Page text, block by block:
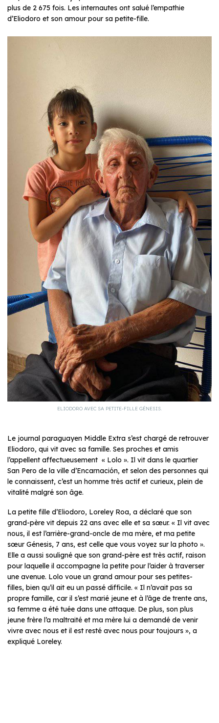
plus de 2 675 fois. Les internautes ont salué l’empathie
d’Eliodoro et son amour pour sa petite-fille.
ELIODORO AVEC SA PETITE-FILLE GÉNESIS.
Le journal paraguayen Middle Extra s’est chargé de retrouver
Eliodoro, qui vit avec sa famille. Ses proches et amis
l’appellent affectueusement « Lolo ». Il vit dans le quartier
San Pero de la ville d’Encarnación, et selon des personnes qui
le connaissent, c’est un homme très actif et curieux, plein de
vitalité malgré son âge.
La petite fille d’Eliodoro, Loreley Roa, a déclaré que son
grand-père vit depuis 22 ans avec elle et sa sœur. « Il vit avec
nous, il est l’arrière-grand-oncle de ma mère, et ma petite
sœur Génesis, 7 ans, est celle que vous voyez sur la photo ».
Elle a aussi souligné que son grand-père est très actif, raison
pour laquelle il accompagne la petite pour l’aider à traverser
une avenue. Lolo voue un grand amour pour ses petites-
filles, bien qu’il ait eu un passé difficile. « Il n’avait pas sa
propre famille, car il s’est marié jeune et à l’âge de trente ans,
sa femme a été tuée dans une attaque. De plus, son plus
jeune frère l’a maltraité et ma mère lui a demandé de venir
vivre avec nous et il est resté avec nous pour toujours », a
expliqué Loreley.